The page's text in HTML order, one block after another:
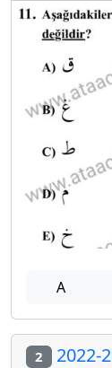
A
2 2022-